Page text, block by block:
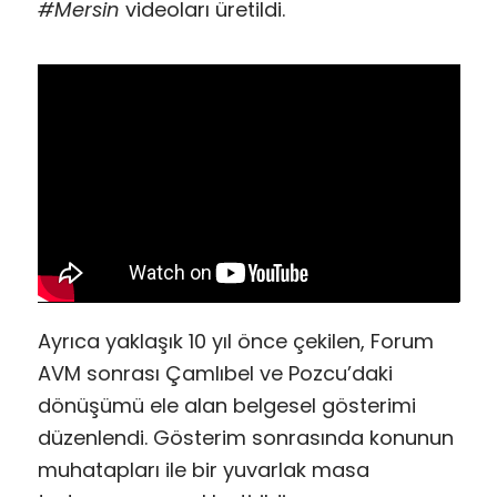
#Mersin videoları üretildi.
Ayrıca yaklaşık 10 yıl önce çekilen, Forum
AVM sonrası Çamlıbel ve Pozcu’daki
dönüşümü ele alan belgesel gösterimi
düzenlendi. Gösterim sonrasında konunun
muhatapları ile bir yuvarlak masa